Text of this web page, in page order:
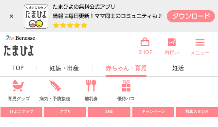
×
TOP 妊娠・出産 赤ちゃん・育児 妊活
SHOP 内祝い メニュー
育児グッズ 病気・予防接種 離乳食 優待パス
ひよこクラブ アプリ SNS キャンペーン 写真スタジオ